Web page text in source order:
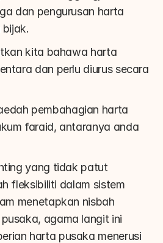
dan pengurusan harta
kita bahawa harta
dan perlu diurus secara
pembahagian harta
faraid, antaranya anda
yang tidak patut
fleksibiliti dalam sistem
menetapkan nisbah
agama langit ini
harta pusaka menerusi